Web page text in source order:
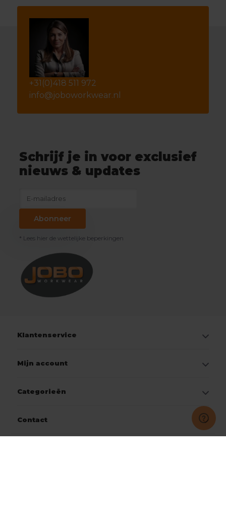
+31(0)418 511 972
info@joboworkwear.nl
Schrijf je in voor exclusief
nieuws & updates
Abonneer
* Lees hier de wettelijke beperkingen
Klantenservice
Mijn account
Categorieën
Contact